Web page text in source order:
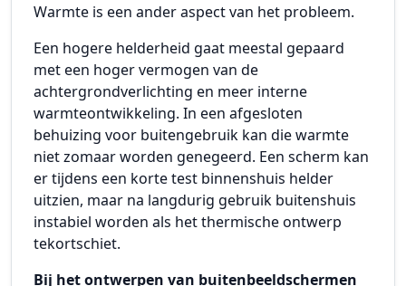
Warmte is een ander aspect van het probleem.
Een hogere helderheid gaat meestal gepaard
met een hoger vermogen van de
achtergrondverlichting en meer interne
warmteontwikkeling. In een afgesloten
behuizing voor buitengebruik kan die warmte
niet zomaar worden genegeerd. Een scherm kan
er tijdens een korte test binnenshuis helder
uitzien, maar na langdurig gebruik buitenshuis
instabiel worden als het thermische ontwerp
tekortschiet.
Bij het ontwerpen van buitenbeeldschermen